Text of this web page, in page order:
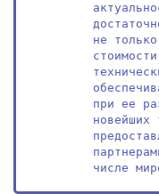
не
при ее
новейших
числе